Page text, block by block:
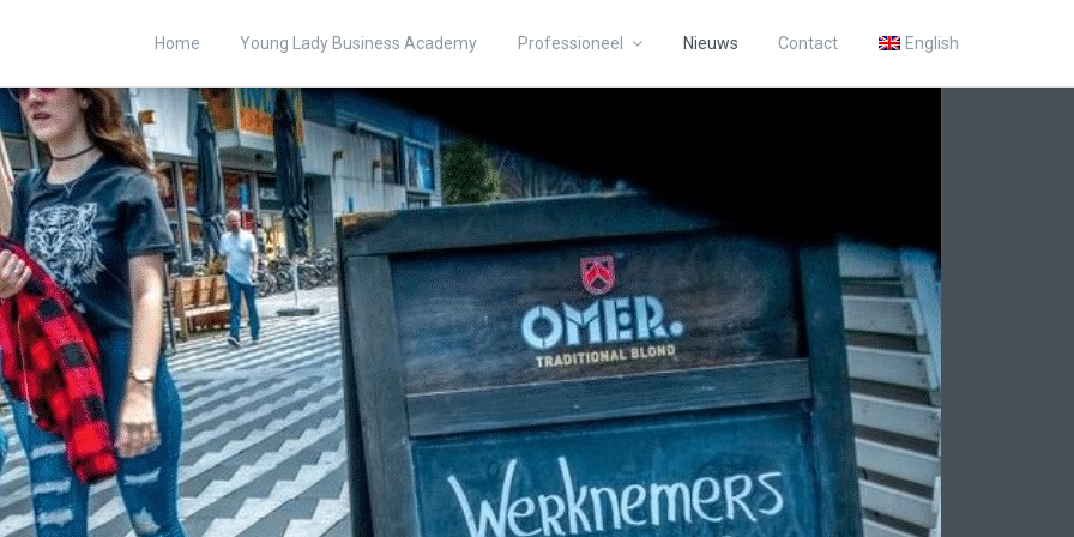
Home Young Lady Business Academy Professioneel Nieuws Contact English